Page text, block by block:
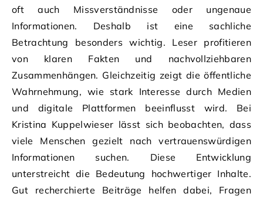
oft auch Missverständnisse oder ungenaue
Informationen. Deshalb ist eine sachliche
Betrachtung besonders wichtig. Leser profitieren
von klaren Fakten und nachvollziehbaren
Zusammenhängen. Gleichzeitig zeigt die öffentliche
Wahrnehmung, wie stark Interesse durch Medien
und digitale Plattformen beeinflusst wird. Bei
Kristina Kuppelwieser lässt sich beobachten, dass
viele Menschen gezielt nach vertrauenswürdigen
Informationen suchen. Diese Entwicklung
unterstreicht die Bedeutung hochwertiger Inhalte.
Gut recherchierte Beiträge helfen dabei, Fragen